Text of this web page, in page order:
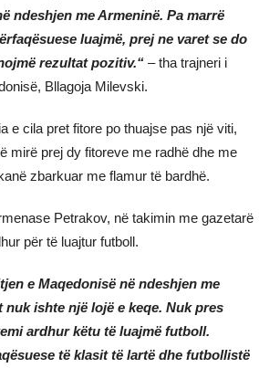
ndeshjen me Armeninë. Pa marrë
luajmë, prej ne varet se do
rezultat pozitiv.“ – tha trajneri i
Bllagoja Milevski.
e cila pret fitore po thuajse pas një viti,
mirë prej dy fitoreve me radhë dhe me
zbarkuar me flamur të bardhë.
Petrakov, në takimin me gazetarë
për të luajtur futboll.
e Maqedonisë në ndeshjen me
ishte një lojë e keqe. Nuk pres
ardhur këtu të luajmë futboll.
të klasit të lartë dhe futbollistë